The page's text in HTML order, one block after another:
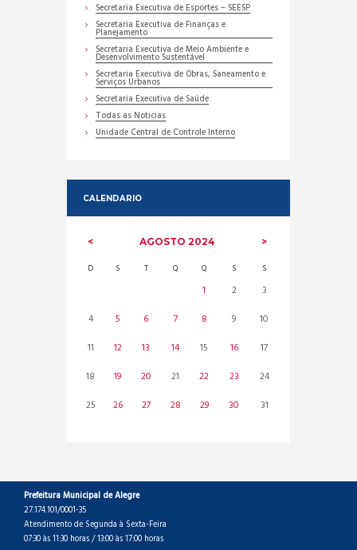
Secretaria Executiva de Esportes – SEESP
Secretaria Executiva de Finanças e
Planejamento
Secretaria Executiva de Meio Ambiente e
Desenvolvimento Sustentável
Secretaria Executiva de Obras, Saneamento e
Serviços Urbanos
Secretaria Executiva de Saúde
Todas as Noticias
Unidade Central de Controle Interno
CALENDARIO
AGOSTO 2024
D S T Q Q S S
1 2
3
4
5 6 7 8 9
10
11
12 13 14 15 16
17
18
19 20 21 22 23
24
25
26 27 28 29 30 31
Prefeitura Municipal de Alegre
27.174.101/0001-35
Atendimento de Segunda à Sexta-Feira
07:30 às 11:30 horas / 13:00 às 17:00 horas